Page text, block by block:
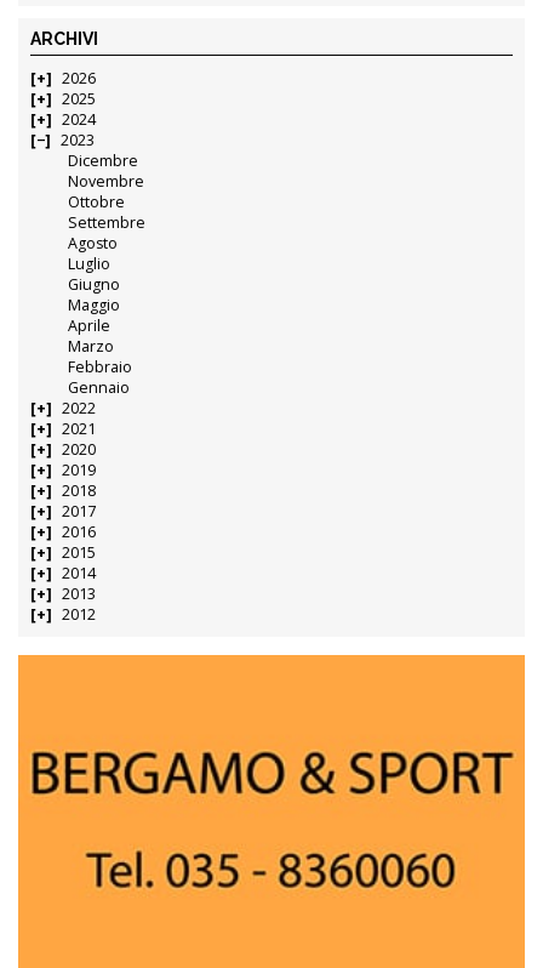
ARCHIVI
2026
2025
2024
2023
Dicembre
Novembre
Ottobre
Settembre
Agosto
Luglio
Giugno
Maggio
Aprile
Marzo
Febbraio
Gennaio
2022
2021
2020
2019
2018
2017
2016
2015
2014
2013
2012